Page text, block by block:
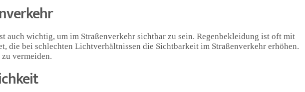
auch wichtig, um im Straßenverkehr sichtbar zu sein. Regenbekleidung ist oft mit
die bei schlechten Lichtverhältnissen die Sichtbarkeit im Straßenverkehr erhöhen.
vermeiden.